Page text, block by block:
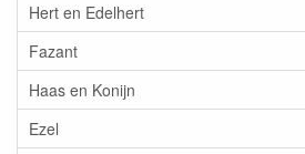
Hert en Edelhert
Fazant
Haas en Konijn
Ezel